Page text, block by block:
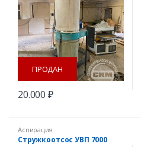
ПРОДАН
20.000₽
Аспирация
Стружкоотсос УВП 7000